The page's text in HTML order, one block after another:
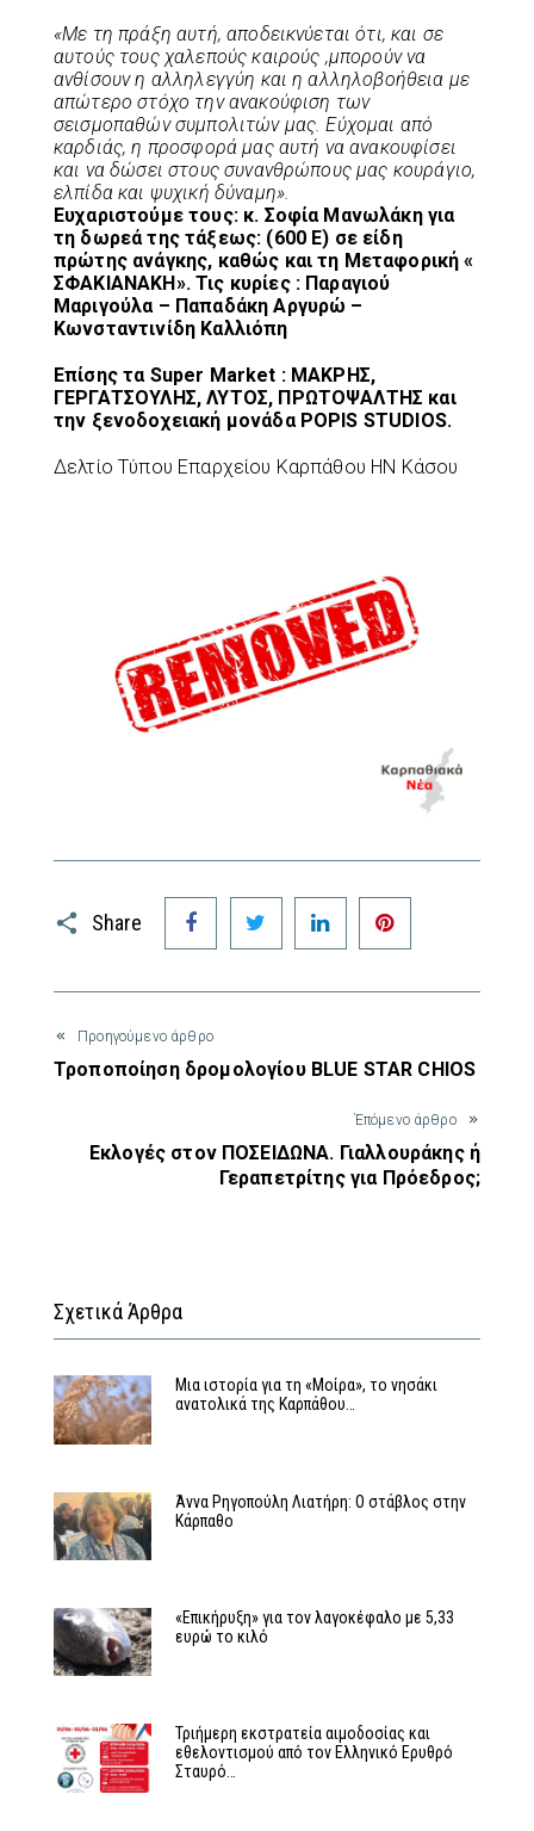
«Με τη πράξη αυτή, αποδεικνύεται ότι, και σε
αυτούς τους χαλεπούς καιρούς ,μπορούν να
ανθίσουν η αλληλεγγύη και η αλληλοβοήθεια με
απώτερο στόχο την ανακούφιση των
σεισμοπαθών συμπολιτών μας. Εύχομαι από
καρδιάς, η προσφορά μας αυτή να ανακουφίσει
και να δώσει στους συνανθρώπους μας κουράγιο,
ελπίδα και ψυχική δύναμη».
Ευχαριστούμε τους: κ. Σοφία Μανωλάκη για
τη δωρεά της τάξεως: (600 E) σε είδη
πρώτης ανάγκης, καθώς και τη Μεταφορική «
ΣΦΑΚΙΑΝΑΚΗ». Τις κυρίες : Παραγιού
Μαριγούλα – Παπαδάκη Αργυρώ –
Κωνσταντινίδη Καλλιόπη
Επίσης τα Super Market : ΜΑΚΡΗΣ,
ΓΕΡΓΑΤΣΟΥΛΗΣ, ΛΥΤΟΣ, ΠΡΩΤΟΨΑΛΤΗΣ και
την ξενοδοχειακή μονάδα POPIS STUDIOS.
Δελτίο Τύπου Επαρχείου Καρπάθου ΗΝ Κάσου
Share
Facebook Twitter LinkedIn
Προηγούμενο άρθρο
Τροποποίηση δρομολογίου BLUE STAR CHIOS
Έπόμενο άρθρο
Εκλογές στον ΠΟΣΕΙΔΩΝΑ. Γιαλλουράκης ή
Γεραπετρίτης για Πρόεδρος;
Σχετικά Άρθρα
Μια ιστορία για τη «Μοίρα», το νησάκι
ανατολικά της Καρπάθου…
Άννα Ρηγοπούλη Λιατήρη: Ο στάβλος στην
Κάρπαθο
«Επικήρυξη» για τον λαγοκέφαλο με 5,33
ευρώ το κιλό
Τριήμερη εκστρατεία αιμοδοσίας και
εθελοντισμού από τον Ελληνικό Ερυθρό
Σταυρό…